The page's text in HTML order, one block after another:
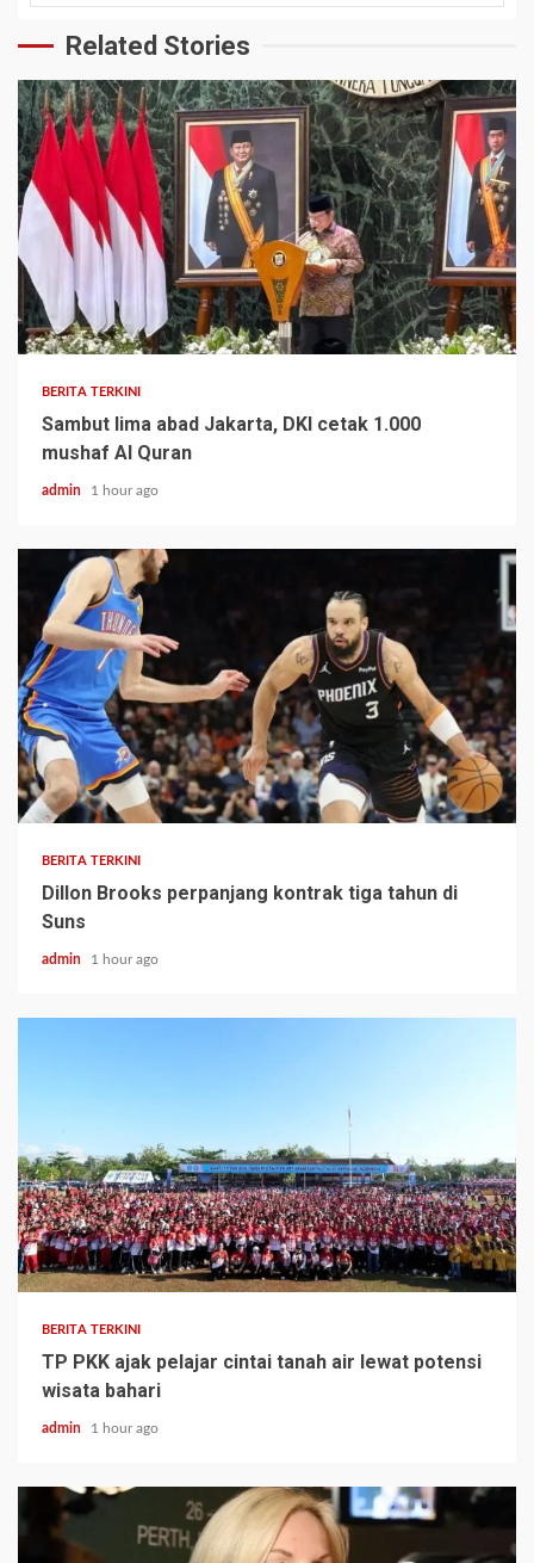
Related Stories
BERITA TERKINI
Sambut lima abad Jakarta, DKI cetak 1.000
mushaf Al Quran
admin 1 hour ago
BERITA TERKINI
Dillon Brooks perpanjang kontrak tiga tahun di
Suns
admin 1 hour ago
BERITA TERKINI
TP PKK ajak pelajar cintai tanah air lewat potensi
wisata bahari
admin 1 hour ago